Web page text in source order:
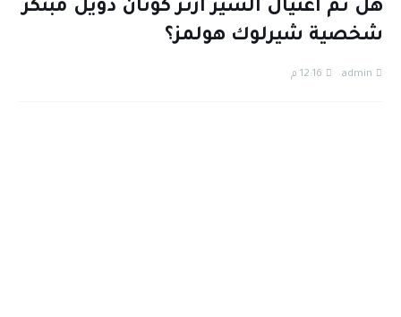
هل تم اغتيال السير آرثر كونان دويل مبتكر
شخصية شيرلوك هولمز؟
admin 12:16 م